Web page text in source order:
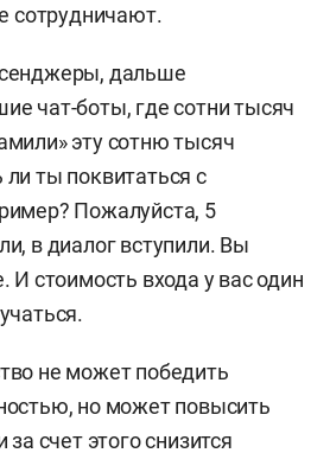
сотрудничают.
дальше
чат-боты, где сотни тысяч
эту сотню тысяч
ты поквитаться с
Пожалуйста, 5
в диалог вступили. Вы
И стоимость входа у вас один
не может победить
но может повысить
счет этого снизится